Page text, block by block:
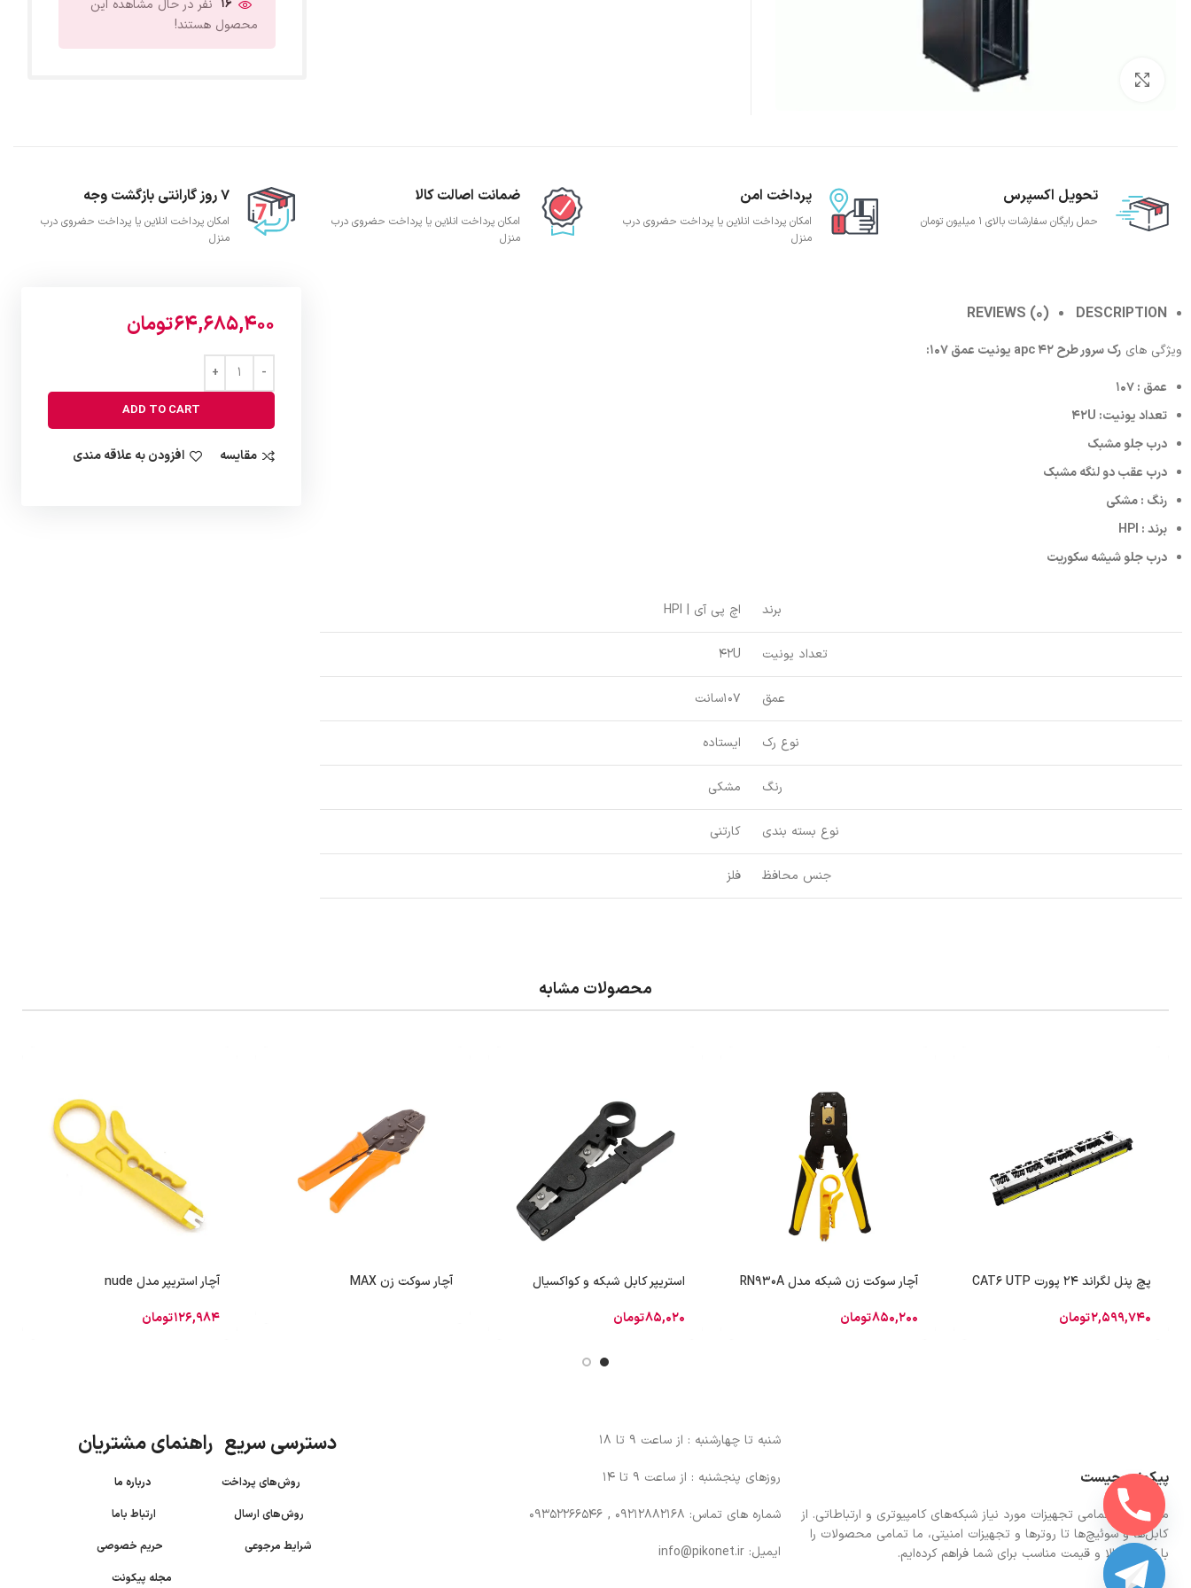
نفر در حال مشاهده این
محصول هستند!
تحویل اکسپرس
حمل رایگان سفارشات بالای 1 میلیون تومان
پرداخت امن
امکان پرداخت انلاین یا پرداخت حضروی درب
منزل
ضمانت اصالت کالا
امکان پرداخت انلاین یا پرداخت حضروی درب
منزل
7 روز گارانتی بازگشت وجه
امکان پرداخت انلاین یا پرداخت حضروی درب
منزل
DESCRIPTION
REVIEWS (0)
ویژگی های رک سرور طرح apc 42 یونیت عمق 107:
عمق : 107
تعداد یونیت: 42U
درب جلو مشبک
درب عقب دو لنگه مشبک
رنگ : مشکی
برند : HPI
درب جلو شیشه سکوریت
برند اچ پی آی | HPI
تعداد یونیت 42U
عمق 107سانت
نوع رک ایستاده
رنگ مشکی
نوع بسته بندی کارتنی
جنس محافظ فلز
64,685,400تومان
ADD TO CART
مقایسه افزودن به علاقه مندی
محصولات مشابه
پچ پنل لگراند 24 پورت CAT6 UTP
2,599,740تومان
آچار سوکت زن شبکه مدل RN930A
850,200تومان
استریپر کابل شبکه و کواکسیال
85,020تومان
آچار سوکت زن MAX
آچار استریپر مدل nude
126,984تومان
پیکونت چیست
ما در اینجا تمامی تجهیزات مورد نیاز شبکه‌های کامپیوتری و ارتباطاتی. از
کابل‌ها و سوئیچ‌ها تا روترها و تجهیزات امنیتی، ما تمامی محصولات را
با کیفیت بالا و قیمت مناسب برای شما فراهم کرده‌ایم.
شنبه تا چهارشنبه : از ساعت 9 تا 18
روزهای پنجشنبه : از ساعت 9 تا 14
شماره های تماس: 09212882168 , 09352266546
ایمیل: info@pikonet.ir
دسترسی سریع راهنمای مشتریان
روش‌های پرداختدرباره ما
روش‌های ارسال
ارتباط باما
شرایط مرجوعی
حریم خصوصی
مجله پیکونت